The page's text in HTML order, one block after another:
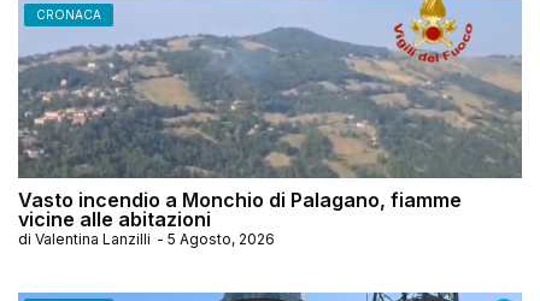
CRONACA
Vasto incendio a Monchio di Palagano, fiamme
vicine alle abitazioni
di Valentina Lanzilli - 5 Agosto, 2026